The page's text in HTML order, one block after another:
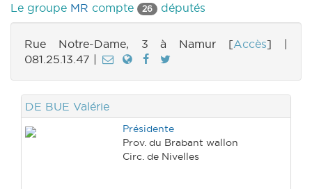
Le groupe MR compte 26 députés
Rue Notre-Dame, 3 à Namur [Accès] |
081.25.13.47 |
DE BUE Valérie
Présidente
Prov. du Brabant wallon
Circ. de Nivelles